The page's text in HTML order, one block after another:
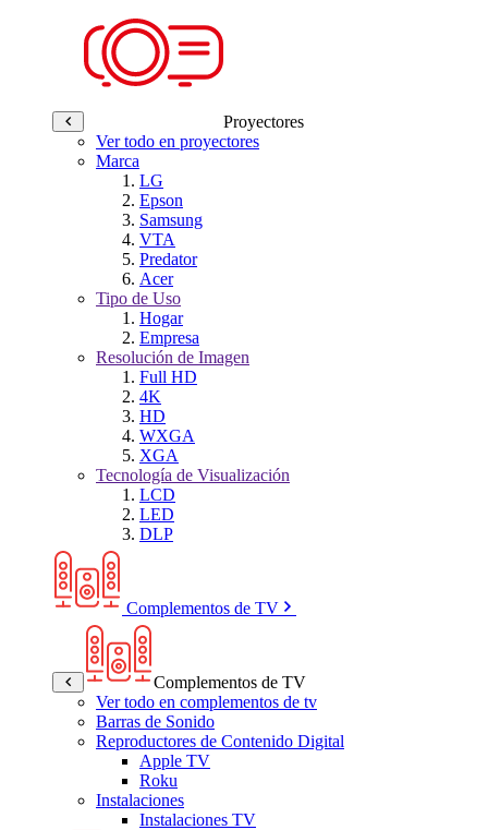
Proyectores
Ver todo en proyectores
Marca
LG
Epson
Samsung
VTA
Predator
Acer
Tipo de Uso
Hogar
Empresa
Resolución de Imagen
Full HD
4K
HD
WXGA
XGA
Tecnología de Visualización
LCD
LED
DLP
Complementos de TV
Complementos de TV
Ver todo en complementos de tv
Barras de Sonido
Reproductores de Contenido Digital
Apple TV
Roku
Instalaciones
Instalaciones TV